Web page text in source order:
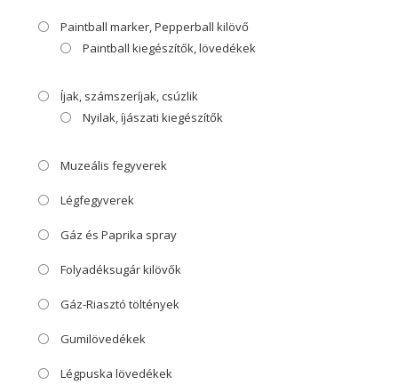
Paintball marker, Pepperball kilövő
Paintball kiegészítők, lövedékek
Íjak, számszeríjak, csúzlik
Nyilak, íjászati kiegészítők
Muzeális fegyverek
Légfegyverek
Gáz és Paprika spray
Folyadéksugár kilövők
Gáz-Riasztó töltények
Gumilövedékek
Légpuska lövedékek